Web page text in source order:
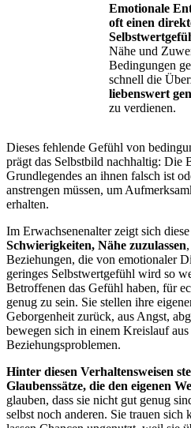
Emotionale
oft einen
Nähe und
Bedingungen
schnell die
liebenswert
zu verdienen.
Dieses fehlende Gefühl von
prägt das Selbstbild nachhaltig: Die
Grundlegendes an ihnen falsch ist
anstrengen müssen, um
erhalten.
Im Erwachsenenalter zeigt sich
Schwierigkeiten, Nähe zuzulassen
Beziehungen, die von emotionaler
geringes Selbstwertgefühl wird so
Betroffenen das Gefühl haben, für
genug zu sein. Sie stellen ihre
Geborgenheit zurück, aus Angst,
bewegen sich in einem Kreislauf
Beziehungsproblemen.
Hinter diesen Verhaltensweisen
Glaubenssätze, die den eigenen
glauben, dass sie nicht gut genug
selbst noch anderen. Sie trauen sich